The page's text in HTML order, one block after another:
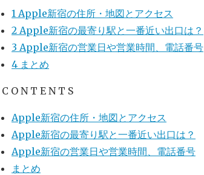
1 Apple新宿の住所・地図とアクセス
2 Apple新宿の最寄り駅と一番近い出口は？
3 Apple新宿の営業日や営業時間、電話番号
4 まとめ
C O N T E N T S
Apple新宿の住所・地図とアクセス
Apple新宿の最寄り駅と一番近い出口は？
Apple新宿の営業日や営業時間、電話番号
まとめ